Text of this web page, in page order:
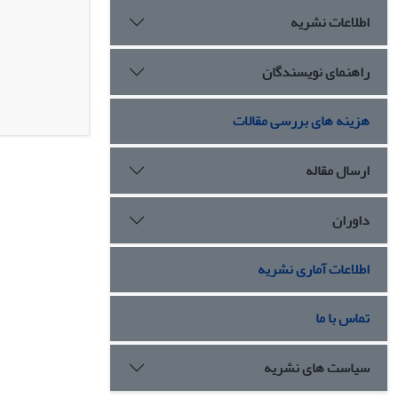
اطلاعات نشریه
راهنمای نویسندگان
هزینه های بررسی مقالات
ارسال مقاله
داوران
اطلاعات آماری نشریه
تماس با ما
سیاست های نشریه